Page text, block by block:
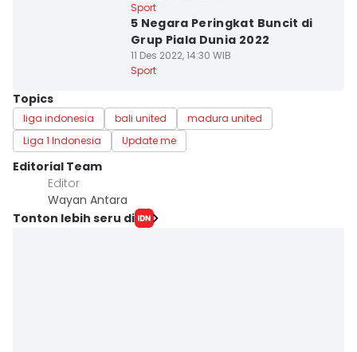
Sport
5 Negara Peringkat Buncit di
Grup Piala Dunia 2022
11 Des 2022, 14:30 WIB
Sport
Topics
liga indonesia bali united
madura united
Liga 1 Indonesia
Update me
Editorial Team
Editor
Wayan Antara
Tonton lebih seru di